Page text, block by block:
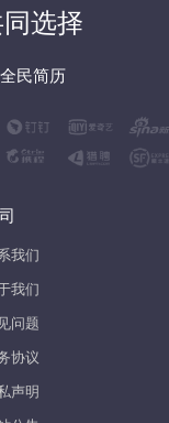
选择
民简历
我们
我们
问题
协议
声明